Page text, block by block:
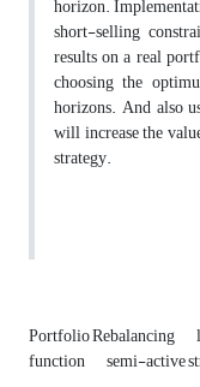
horizon.
short-selling
results on a real
choosing the
horizons. And also
will increase the
strategy.
Portfolio Rebalancing
function semi-active